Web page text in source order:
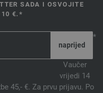
SADA I OSVOJITE
10 €.*
*
Vaučer
vrijedi 14
45,- €. Za prvu prijavu. Po